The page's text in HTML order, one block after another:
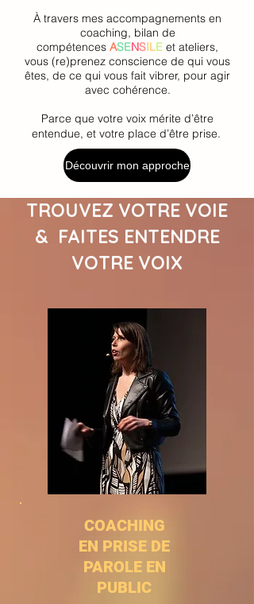
À travers mes accompagnements en
coaching, bilan de
compétences ASENSILE et ateliers,
vous (re)prenez conscience de qui vous
êtes, de ce qui vous fait vibrer, pour agir
avec cohérence.
Parce que votre voix mérite d’être
entendue, et votre place d’être prise.
Découvrir mon approche
TROUVEZ VOTRE VOIE
& FAITES ENTENDRE
VOTRE VOIX
COACHING
EN PRISE DE
PAROLE EN
PUBLIC